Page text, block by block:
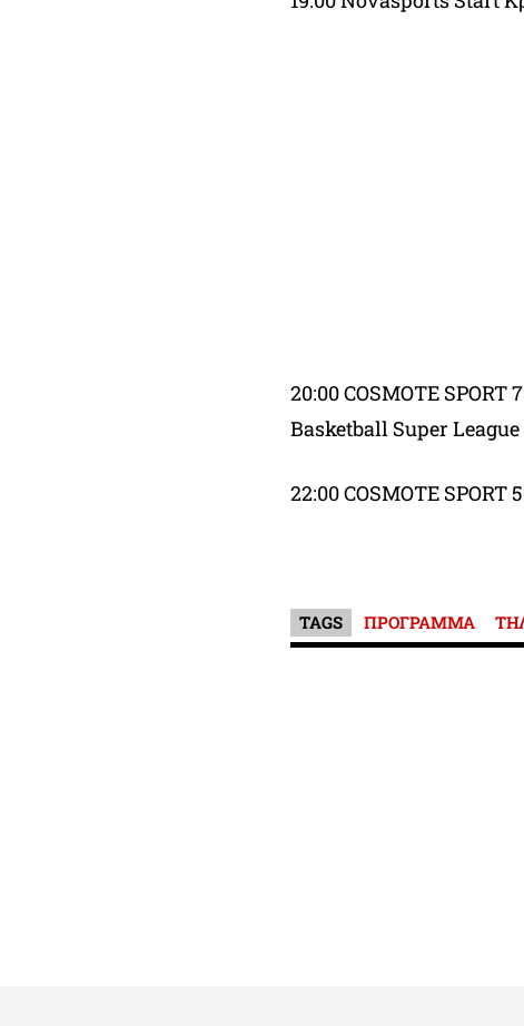
20:00 COSMOTE
Basketball Super League
22:00 COSMOTE
TAGS ΠΡΟΓΡΑΜΜΑ